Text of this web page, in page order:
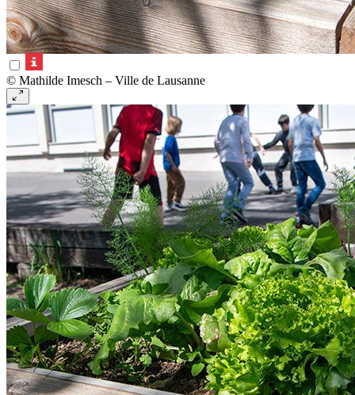
© Mathilde Imesch – Ville de Lausanne